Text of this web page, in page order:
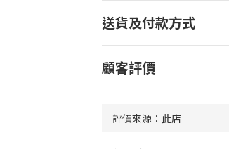
送貨及付款方式
顧客評價